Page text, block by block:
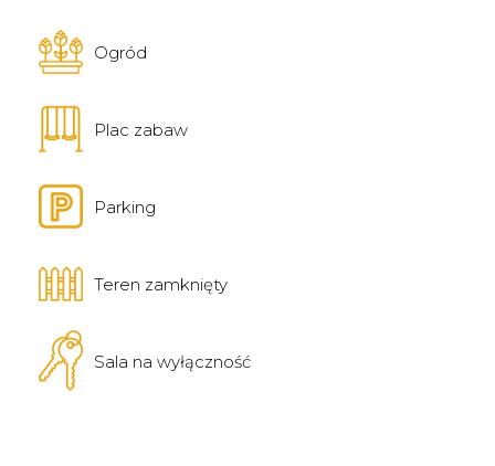
Ogród
Plac zabaw
Parking
Teren zamknięty
Sala na wyłączność